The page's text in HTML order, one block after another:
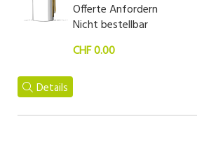
Offerte Anfordern
Nicht bestellbar
CHF 0.00
Details